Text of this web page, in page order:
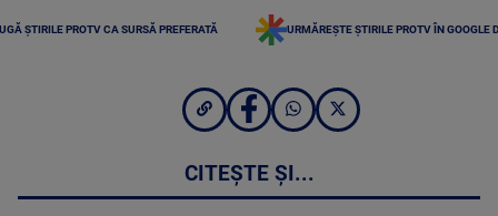
ȘTIRILE PROTV CA SURSĂ PREFERATĂ URMĂREȘTE ȘTIRILE PROTV ÎN GOOGLE
CITEȘTE ȘI...